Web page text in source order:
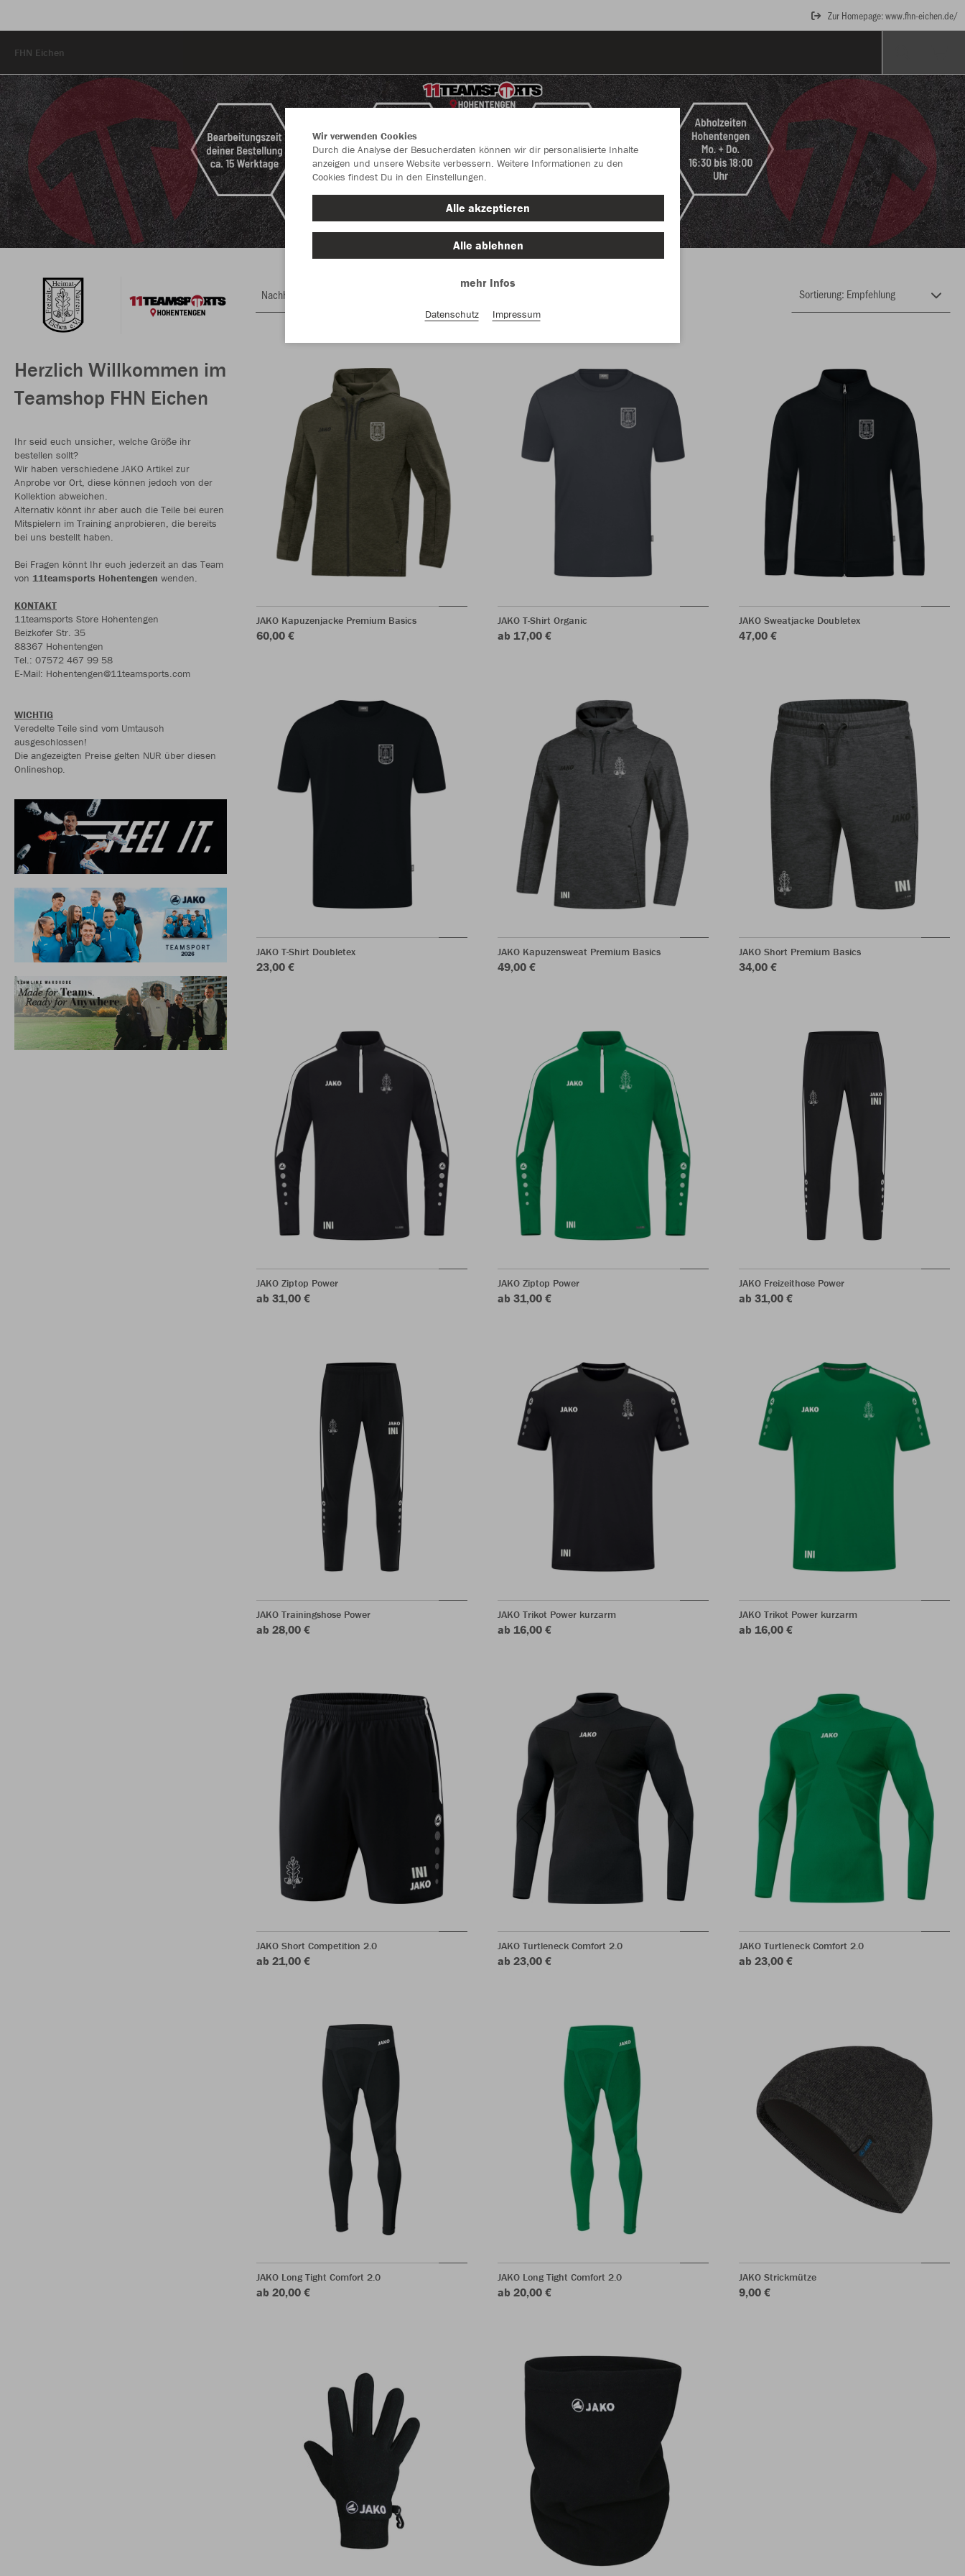
Zur Homepage: www.fhn-eichen.de/
FHN Eichen
Herzlich Willkommen im
Teamshop FHN Eichen
Ihr seid euch unsicher, welche Größe ihr
bestellen sollt?
Wir haben verschiedene JAKO Artikel zur
Anprobe vor Ort, diese können jedoch von der
Kollektion abweichen.
Alternativ könnt ihr aber auch die Teile bei euren
Mitspielern im Training anprobieren, die bereits
bei uns bestellt haben.
Bei Fragen könnt Ihr euch jederzeit an das Team
von 11teamsports Hohentengen wenden.
KONTAKT
11teamsports Store Hohentengen
Beizkofer Str. 35
88367 Hohentengen
Tel.: 07572 467 99 58
E-Mail: Hohentengen@11teamsports.com
WICHTIG
Veredelte Teile sind vom Umtausch
ausgeschlossen!
Die angezeigten Preise gelten NUR über diesen
Onlineshop.
Nachhaltig
JAKO Kapuzenjacke Premium Basics
60,00 €
JAKO T-Shirt Organic
ab 17,00 €
JAKO Sweatjacke Doubletex
47,00 €
JAKO T-Shirt Doubletex
23,00 €
JAKO Kapuzensweat Premium Basics
49,00 €
JAKO Short Premium Basics
34,00 €
JAKO Ziptop Power
ab 31,00 €
JAKO Ziptop Power
ab 31,00 €
JAKO Freizeithose Power
ab 31,00 €
JAKO Trainingshose Power
ab 28,00 €
JAKO Trikot Power kurzarm
ab 16,00 €
JAKO Trikot Power kurzarm
ab 16,00 €
JAKO Short Competition 2.0
ab 21,00 €
JAKO Turtleneck Comfort 2.0
ab 23,00 €
JAKO Turtleneck Comfort 2.0
ab 23,00 €
JAKO Long Tight Comfort 2.0
ab 20,00 €
JAKO Long Tight Comfort 2.0
ab 20,00 €
JAKO Strickmütze
9,00 €
Wir verwenden Cookies
Durch die Analyse der Besucherdaten können wir dir personalisierte Inhalte
anzeigen und unsere Website verbessern. Weitere Informationen zu den
Cookies findest Du in den Einstellungen.
Alle akzeptieren
Alle ablehnen
mehr Infos
Datenschutz Impressum